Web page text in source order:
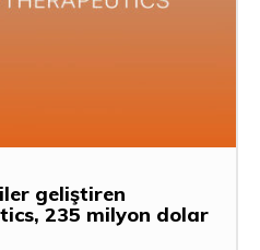
geliştiren
235 milyon dolar